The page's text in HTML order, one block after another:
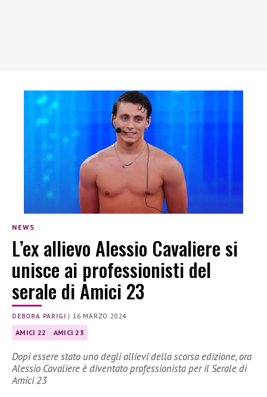
NEWS
L’ex allievo Alessio Cavaliere si
unisce ai professionisti del
serale di Amici 23
DEBORA PARIGI | 16 MARZO 2024
AMICI 22 AMICI 23
Dopi essere stato uno degli allievi della scorsa edizione, ora
Alessio Cavaliere è diventato professionista per il Serale di
Amici 23